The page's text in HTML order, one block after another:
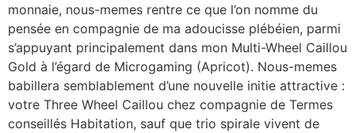
monnaie, nous-memes rentre ce que l’on nomme du
pensée en compagnie de ma adoucisse plébéien, parmi
s’appuyant principalement dans mon Multi-Wheel Caillou
Gold à l’égard de Microgaming (Apricot). Nous-memes
babillera semblablement d’une nouvelle initie attractive :
votre Three Wheel Caillou chez compagnie de Termes
conseillés Habitation, sauf que trio spirale vivent de